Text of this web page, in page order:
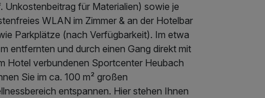
Unkostenbeitrag für Materialien) sowie je
WLAN im Zimmer & an der Hotelbar
Parkplätze (nach Verfügbarkeit). Im etwa
entfernten und durch einen Gang direkt mit
Hotel verbundenen Sportcenter Heubach
Sie im ca. 100 m² großen
entspannen. Hier stehen Ihnen